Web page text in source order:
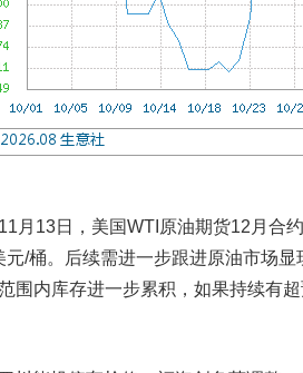
月13日，美国WTI原油期货12月合
/桶。后续需进一步跟进原油市场
围内库存进一步累积，如果持续有